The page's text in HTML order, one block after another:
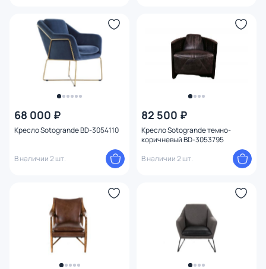
68 000 ₽
Кресло Sotogrande BD-3054110
В наличии 2 шт.
82 500 ₽
Кресло Sotogrande темно-
коричневый BD-3053795
В наличии 2 шт.